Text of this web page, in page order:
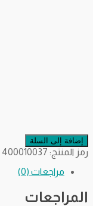
إضافة إلى السلة
رمز المنتج: 400010037
مراجعات (0)
المراجعات